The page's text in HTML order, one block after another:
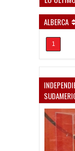
ALBERCA
1